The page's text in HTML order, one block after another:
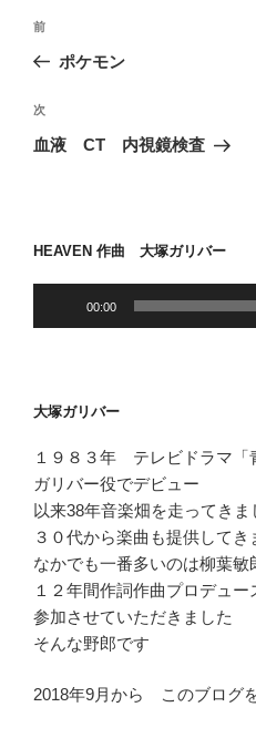
投
ナ
ビ
ゲ
ン
前
の
稿
前
ポケモン
次
の
次
血液 CT 内視鏡検査
HEAVEN 作曲 大塚ガリバー
ー
ー
00:00
大塚ガリバー
１９８３年 テレビドラマ「
ガリバー役でデビュー
以来38年音楽畑を走ってきま
３０代から楽曲も提供してき
なかでも一番多いのは柳葉敏
１２年間作詞作曲プロデュ
参加させていただきました
そんな野郎です
2018年9月から このブログ